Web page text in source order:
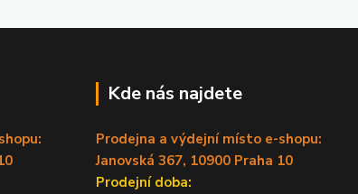
Kde nás najdete
Prodejna a výdejní místo e-shopu:
Janovská 367, 10900 Praha 10
Prodejní doba: